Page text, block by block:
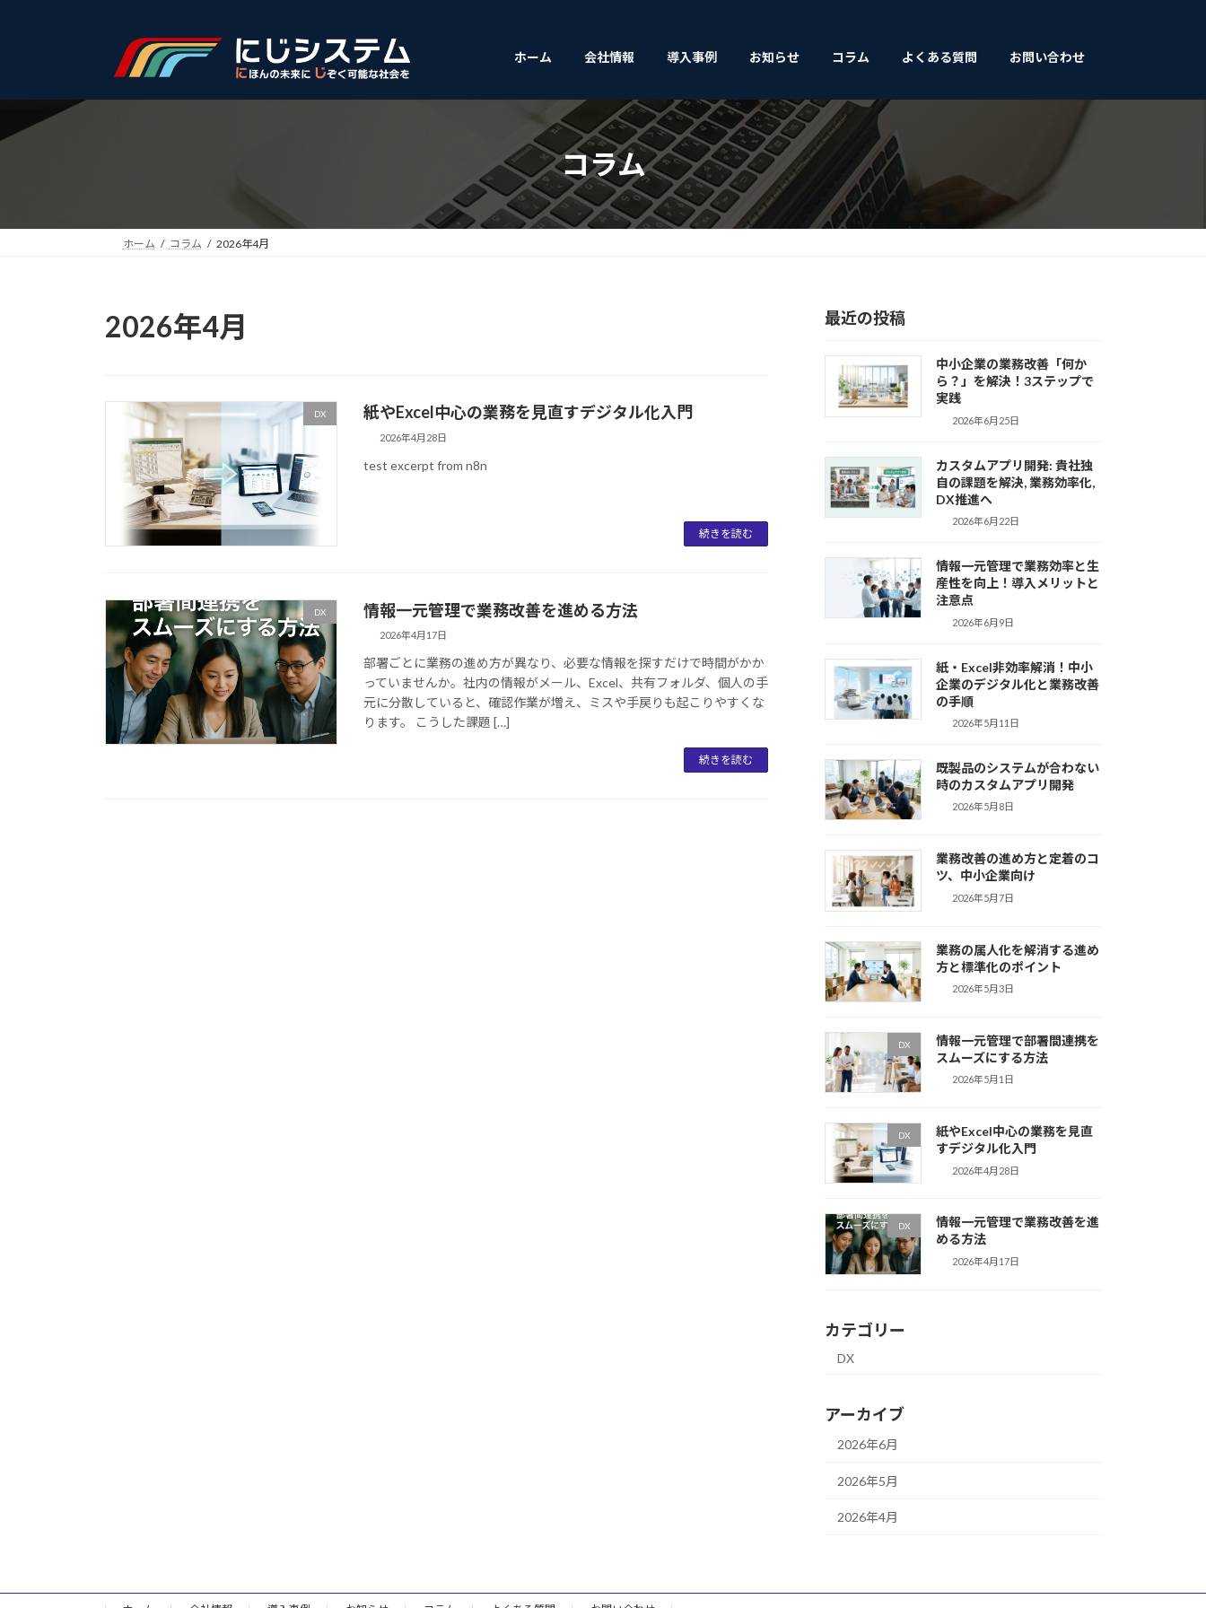
ツ
ス
シ
ン
ホーム 会社情報 導入事例 お知らせ コラム よくある質問 お問い合わせ
コラム
ホーム コラム 2026年4月
2026年4月
DX 紙やExcel中心の業務を見直すデジタル化入門
2026年4月28日
test excerpt from n8n
続きを読む
DX 情報一元管理で業務改善を進める方法
2026年4月17日
部署ごとに業務の進め方が異なり、必要な情報を探すだけで時間がかか
っていませんか。社内の情報がメール、Excel、共有フォルダ、個人の手
元に分散していると、確認作業が増え、ミスや手戻りも起こりやすくな
ります。 こうした課題 […]
続きを読む
最近の投稿
中小企業の業務改善「何か
ら？」を解決！3ステップで
実践
2026年6月25日
カスタムアプリ開発: 貴社独
自の課題を解決, 業務効率化,
DX推進へ
2026年6月22日
情報一元管理で業務効率と生
産性を向上！導入メリットと
注意点
2026年6月9日
紙・Excel非効率解消！中小
企業のデジタル化と業務改善
の手順
2026年5月11日
既製品のシステムが合わない
時のカスタムアプリ開発
2026年5月8日
業務改善の進め方と定着のコ
ツ、中小企業向け
2026年5月7日
業務の属人化を解消する進め
方と標準化のポイント
2026年5月3日
DX
情報一元管理で部署間連携を
スムーズにする方法
2026年5月1日
DX
紙やExcel中心の業務を見直
すデジタル化入門
2026年4月28日
DX
情報一元管理で業務改善を進
める方法
2026年4月17日
カテゴリー
DX
アーカイブ
2026年6月
2026年5月
2026年4月